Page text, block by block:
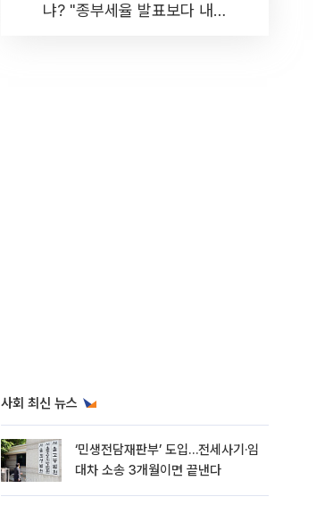
냐? "종부세율 발표보다 내릴
사회 최신 뉴스
‘민생전담재판부’ 도입…전세사기·임
대차 소송 3개월이면 끝낸다